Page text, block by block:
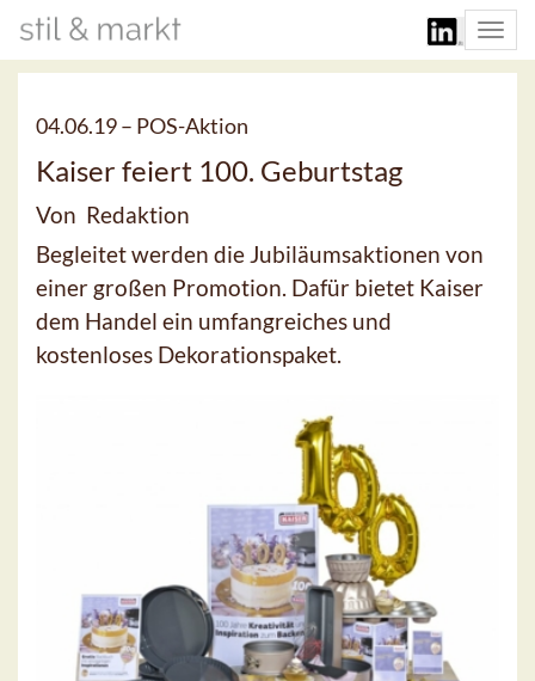
04.06.19 – POS-Aktion
Kaiser feiert 100. Geburtstag
Von Redaktion
Begleitet werden die Jubiläumsaktionen von
einer großen Promotion. Dafür bietet Kaiser
dem Handel ein umfangreiches und
kostenloses Dekorationspaket.